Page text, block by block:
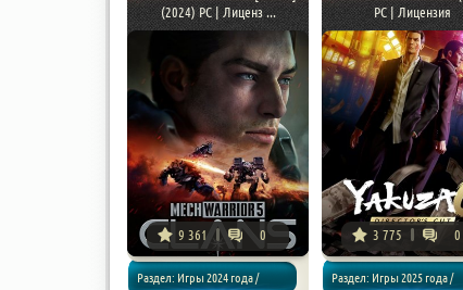
(2024) PC | Лиценз ...
9 361 0
Раздел: Игры 2024 года /
PC | Лицензия
3 775 0
Раздел: Игры 2025 года /